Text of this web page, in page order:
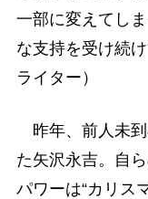
一部に変えてし
な支持を受け続
ライター）
昨年、前人未到
た矢沢永吉。自
パワーは“カリス